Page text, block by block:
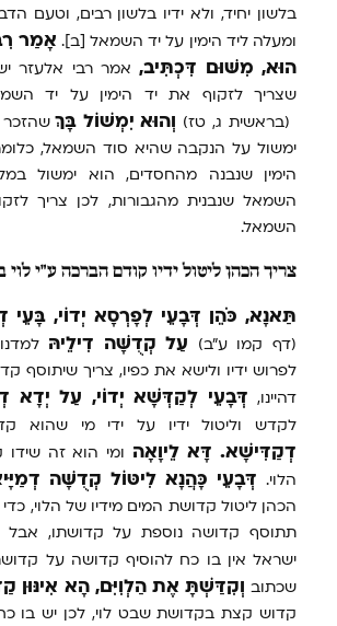
בלשון יחיד, ולא ידיו בלשון רבים, וטעם
ומעלה ליד הימין על יד השמאל [ב]. אָמַר
הוּא, מִשּׁוּם דִּכְתִּיב,אמר רבי אלעזר
שצריך לזקוף את יד הימין על יד
(בראשית ג, טז) וְהוּא יִמְשׁוֹל בָּךְ שהזכר
ימשול על הנקבה שהיא סוד השמאל,
הימין שנבנה מהחסדים, הוא ימשול
השמאל שנבנית מהגבורות, לכן צריך
השמאל.
צריך הכהן ליטול ידיו קודם הברכה ע"י לוי
תַּאנָא, כֹּהֵן דְּבָעֵי לְפָרְסָא יְדוֹי, בָּעֵי
(דף קמו ע"ב) עַל קְדֻשָּׁה דִילֵיהּ
לפרוש ידיו ולישא את כפיו, צריך שיתוסף
דהיינו, דְּבָעֵי לְקַדְּשָׁא יְדוֹי, עַל יְדָא
לקדש וליטול ידיו על ידי מי שהוא
דְקַדִּישָׁא. דָּא לֵיוָאָה ומי הוא זה
הלוי. דְּבָעֵי כָּהֲנָא לִיטּוֹל קְדֻשָּׁה
הכהן ליטול קדושת המים מידיו של הלוי,
תתוסף קדושה נוספת על קדושתו, אבל
ישראל אין בו כח להוסיף קדושה על
שכתוב וְקִדַּשְׁתָּ אֶת הַלְוִיִּם, הָא אִינּוּן
קדוש קצת בקדושת שבט לוי, לכן יש בו